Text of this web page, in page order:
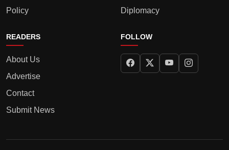
Policy
Diplomacy
READERS
About Us
Advertise
Contact
Submit News
FOLLOW